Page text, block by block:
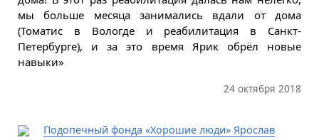
мы больше месяца занимались вдали от дома
(Томатис в Вологде и реабилитация в Санкт-
Петербурге), и за это время Ярик обрёл новые
навыки»
24 октября 2018
Подопечный фонда «Хорошие люди» Ярослав